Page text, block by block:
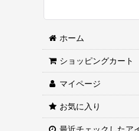
ホーム
ショッピングカート
マイページ
お気に入り